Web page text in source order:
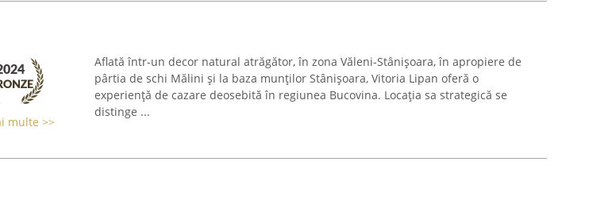
multe >>
Aflată într-un decor natural atrăgător, în zona Văleni-Stânișoara, în apropiere de
pârtia de schi Mălini și la baza munților Stânișoara, Vitoria Lipan oferă o
experiență de cazare deosebită în regiunea Bucovina. Locația sa strategică se
distinge ...